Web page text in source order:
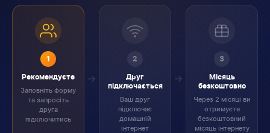
1
Рекомендуєте
Заповніть форму
та запросіть
друга
підключитись
2
Друг
підключається
Ваш друг
підключає
домашній
інтернет
3
Місяць
безкоштовно
Через 2 місяці ви
отримуєте
безкоштовний
місяць інтернету